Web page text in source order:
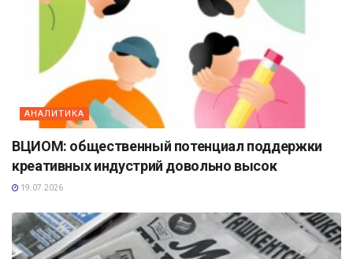
АНАЛИТИКА
ВЦИОМ: общественный потенциал поддержки
креативных индустрий довольно высок
19.07.2026